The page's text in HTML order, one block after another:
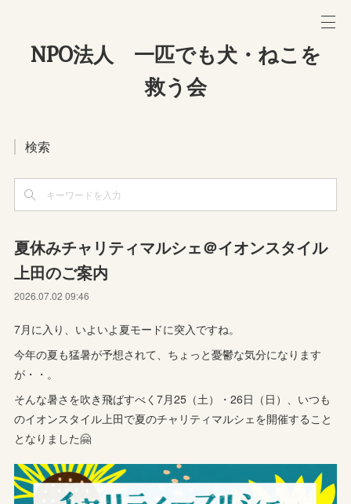
NPO法人 一匹でも犬・ねこを
救う会
検索
夏休みチャリティマルシェ＠イオンスタイル
上田のご案内
2026.07.02 09:46
7月に入り、いよいよ夏モードに突入ですね。
今年の夏も猛暑が予想されて、ちょっと憂鬱な気分になります
が・・。
そんな暑さを吹き飛ばすべく7月25（土）・26日（日）、いつも
のイオンスタイル上田で夏のチャリティマルシェを開催すること
となりました🤗